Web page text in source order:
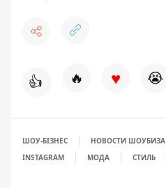
👍 🔥 ♥ 😭
ШОУ-БІЗНЕС НОВОСТИ ШОУБИЗА
INSTAGRAM
МОДА СТИЛЬ